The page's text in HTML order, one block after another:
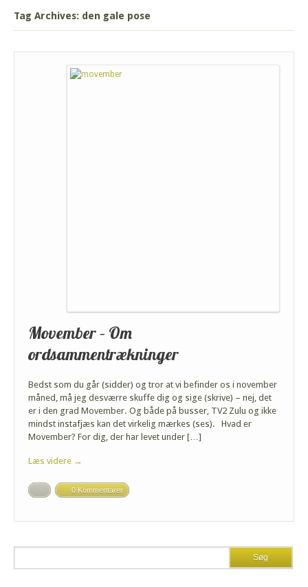
Tag Archives: den gale pose
Movember – Om
ordsammentrækninger
Bedst som du går (sidder) og tror at vi befinder os i november
måned, må jeg desværre skuffe dig og sige (skrive) – nej, det
er i den grad Movember. Og både på busser, TV2 Zulu og ikke
mindst instafjæs kan det virkelig mærkes (ses). Hvad er
Movember? For dig, der har levet under […]
Læs videre →
0 Kommentarer